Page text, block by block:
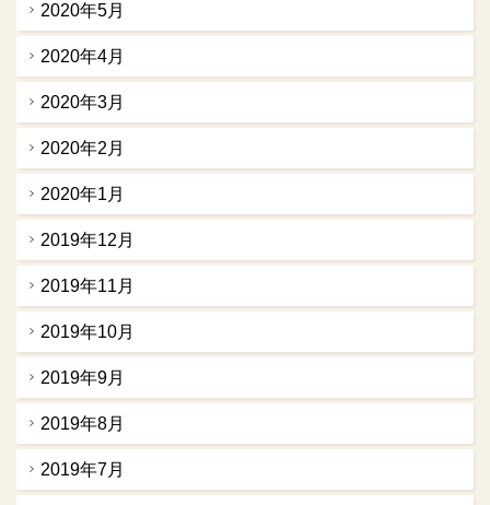
2020年5月
2020年4月
2020年3月
2020年2月
2020年1月
2019年12月
2019年11月
2019年10月
2019年9月
2019年8月
2019年7月